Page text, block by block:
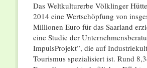
Das Weltkulturerbe Völklinger
2014 eine Wertschöpfung von
Millionen Euro für das Saarland
eine Studie der
ImpulsProjekt”, die auf
Tourismus spezialisiert ist. Rund